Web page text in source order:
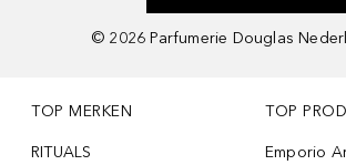
© 2026 Parfumerie Douglas
TOP MERKEN
RITUALS
TOP
Emporio